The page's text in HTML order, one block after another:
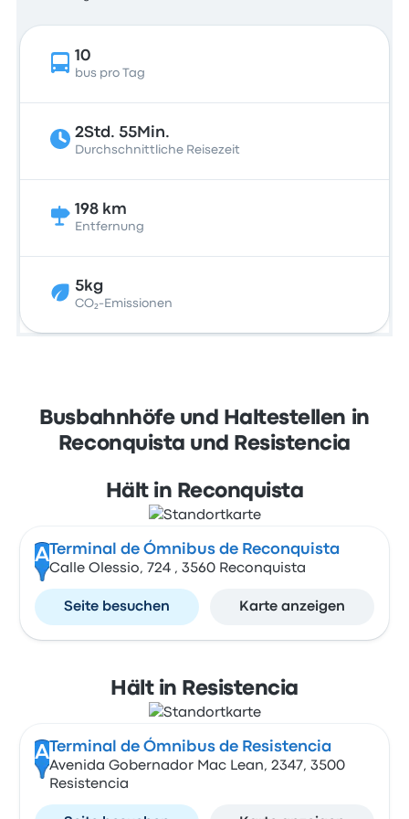
10
bus pro Tag
2Std. 55Min.
Durchschnittliche Reisezeit
198 km
Entfernung
5kg
CO₂-Emissionen
Busbahnhöfe und Haltestellen in
Reconquista und Resistencia
Hält in Reconquista
A Terminal de Ómnibus de Reconquista
Calle Olessio, 724 , 3560 Reconquista
Seite besuchen Karte anzeigen
Hält in Resistencia
A Terminal de Ómnibus de Resistencia
Avenida Gobernador Mac Lean, 2347, 3500
Resistencia